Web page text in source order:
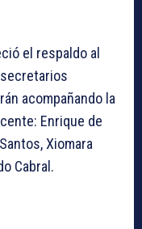
el respaldo al
acompañando la
Enrique de
Xiomara
Cabral.